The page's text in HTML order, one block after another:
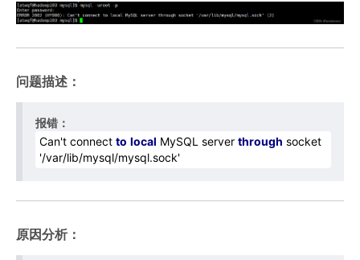
问题描述：
报错：
Can't connect to local MySQL server through socket
'/var/lib/mysql/mysql.sock'
原因分析：